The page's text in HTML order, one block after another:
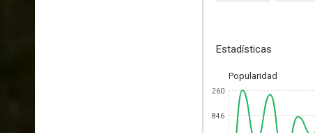
Estadísticas
Popularidad
260
846